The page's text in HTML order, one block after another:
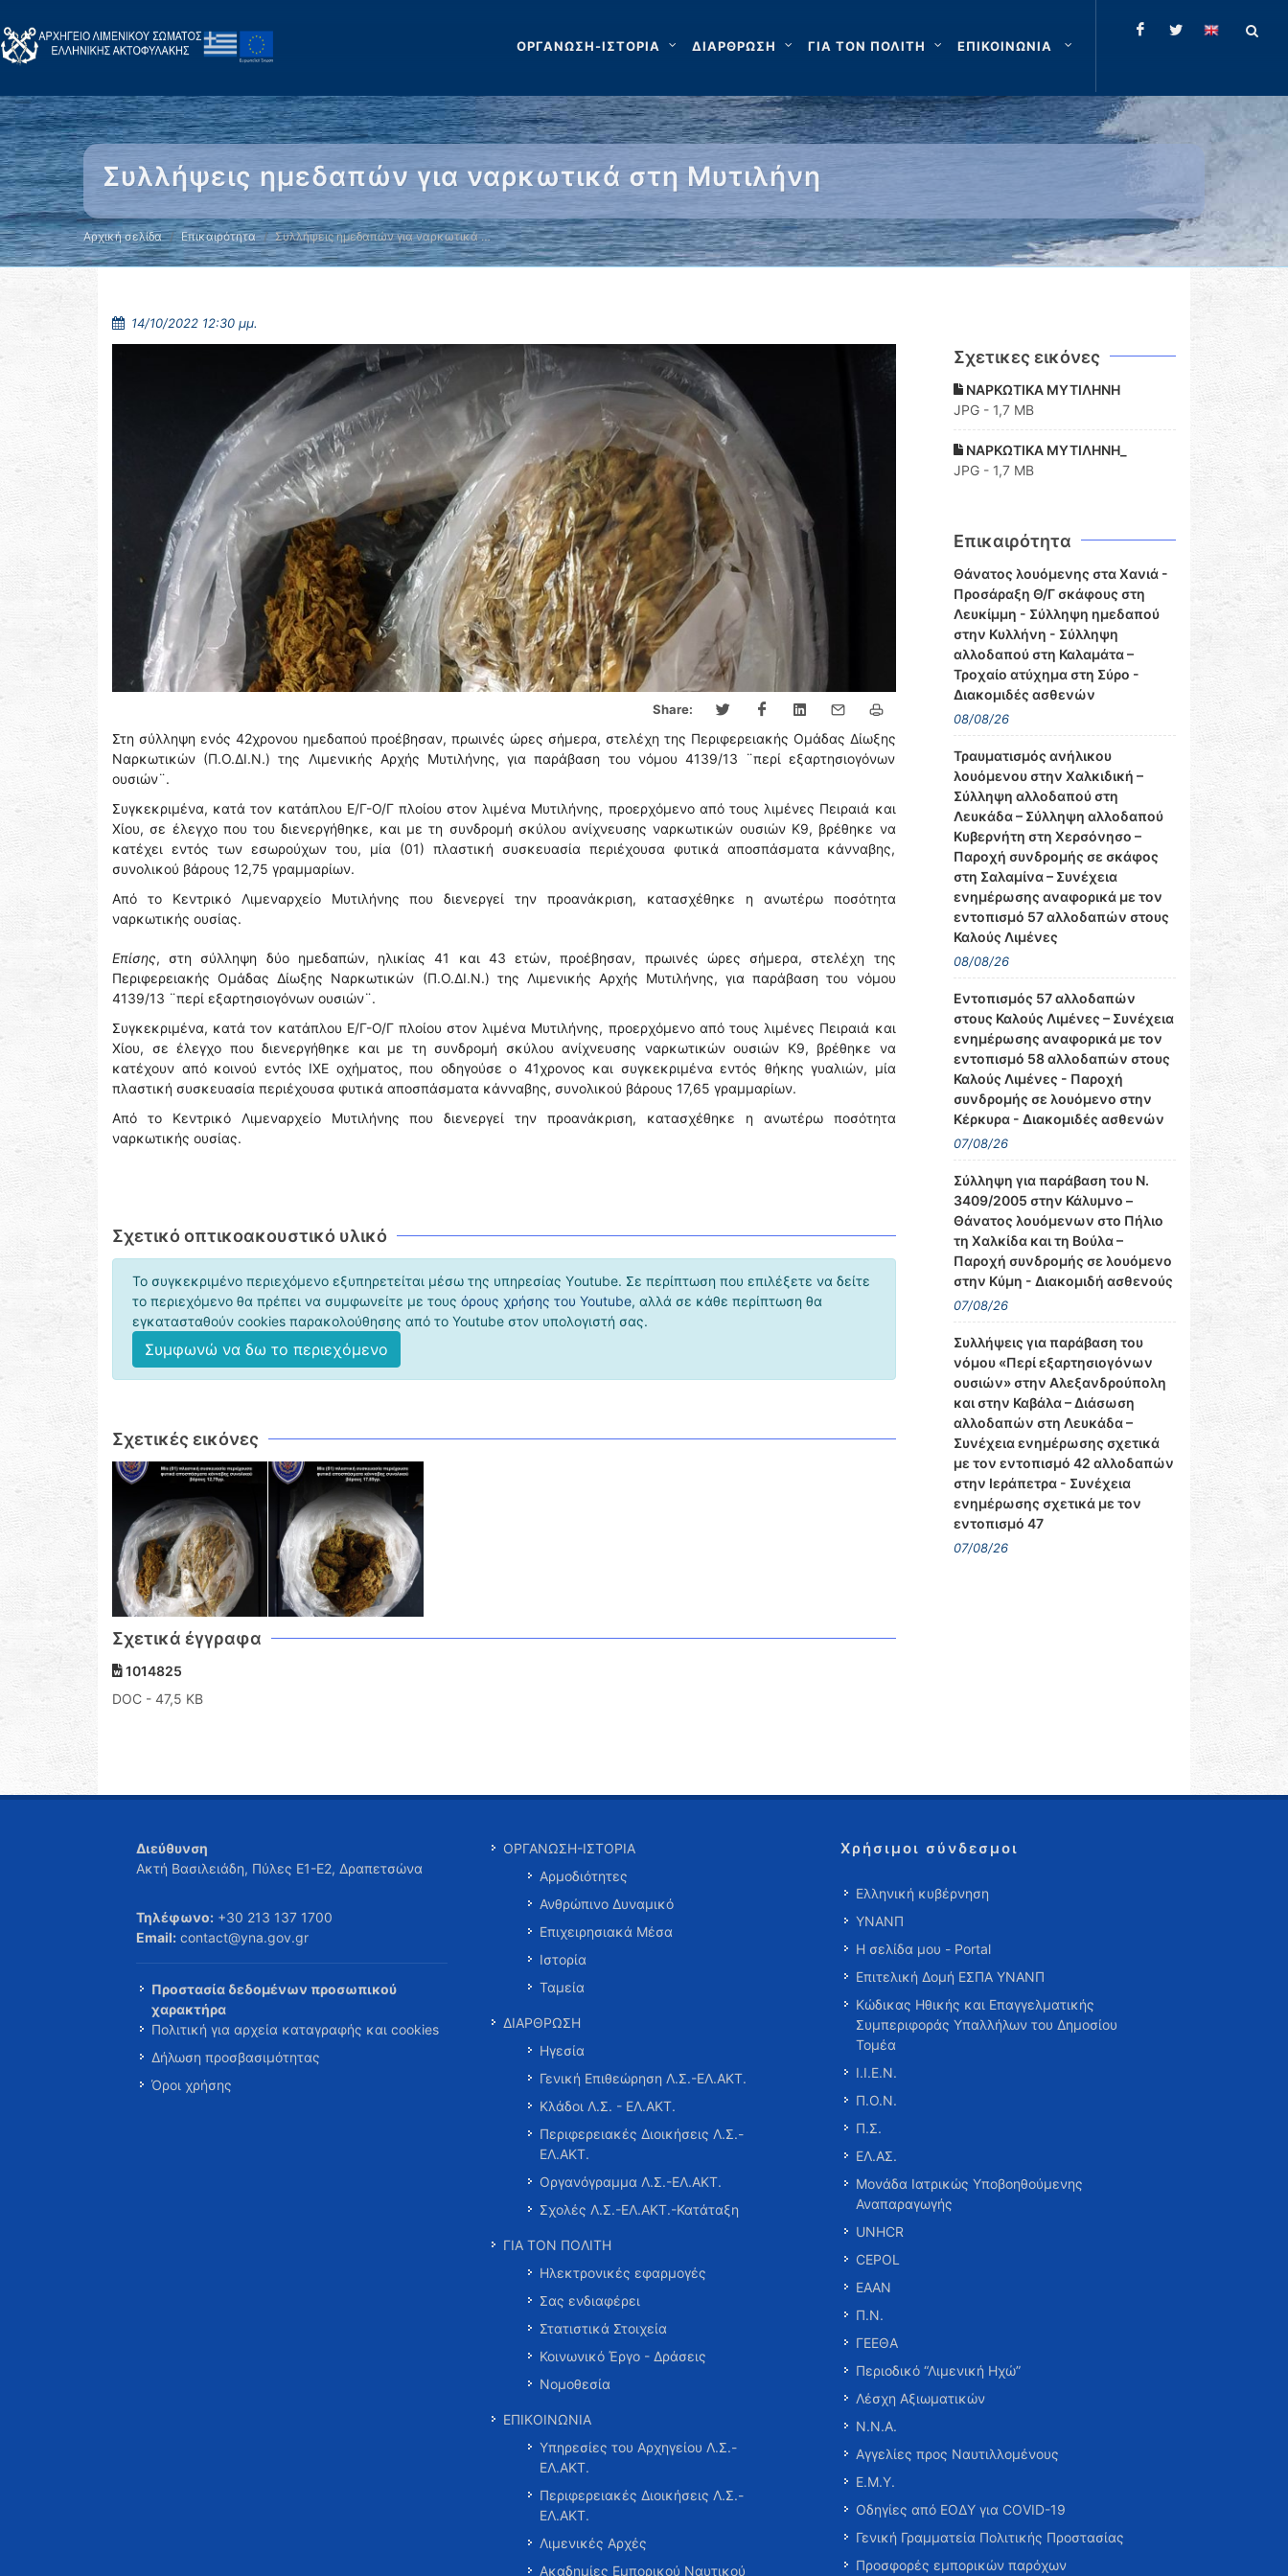
ΟΡΓΑΝΩΣΗ-ΙΣΤΟΡΙΑ ΔΙΑΡΘΡΩΣΗ ΓΙΑ ΤΟΝ ΠΟΛΙΤΗ ΕΠΙΚΟΙΝΩΝΙΑ
Συλλήψεις ημεδαπών για ναρκωτικά στη Μυτιλήνη
Αρχική σελίδα Επικαιρότητα Συλλήψεις ημεδαπών για ναρκωτικά …
14/10/2022 12:30 μμ.
Share:
Στη σύλληψη ενός 42χρονου ημεδαπού προέβησαν, πρωινές ώρες σήμερα, στελέχη της Περιφερειακής Ομάδας Δίωξης
Ναρκωτικών (Π.Ο.ΔΙ.Ν.) της Λιμενικής Αρχής Μυτιλήνης, για παράβαση του νόμου 4139/13 ¨περί εξαρτησιογόνων
ουσιών¨.
Συγκεκριμένα, κατά τον κατάπλου Ε/Γ-Ο/Γ πλοίου στον λιμένα Μυτιλήνης, προερχόμενο από τους λιμένες Πειραιά και
Χίου, σε έλεγχο που του διενεργήθηκε, και με τη συνδρομή σκύλου ανίχνευσης ναρκωτικών ουσιών Κ9, βρέθηκε να
κατέχει εντός των εσωρούχων του, μία (01) πλαστική συσκευασία περιέχουσα φυτικά αποσπάσματα κάνναβης,
συνολικού βάρους 12,75 γραμμαρίων.
Από το Κεντρικό Λιμεναρχείο Μυτιλήνης που διενεργεί την προανάκριση, κατασχέθηκε η ανωτέρω ποσότητα
ναρκωτικής ουσίας.
Επίσης, στη σύλληψη δύο ημεδαπών, ηλικίας 41 και 43 ετών, προέβησαν, πρωινές ώρες σήμερα, στελέχη της
Περιφερειακής Ομάδας Δίωξης Ναρκωτικών (Π.Ο.ΔΙ.Ν.) της Λιμενικής Αρχής Μυτιλήνης, για παράβαση του νόμου
4139/13 ¨περί εξαρτησιογόνων ουσιών¨.
Συγκεκριμένα, κατά τον κατάπλου Ε/Γ-Ο/Γ πλοίου στον λιμένα Μυτιλήνης, προερχόμενο από τους λιμένες Πειραιά και
Χίου, σε έλεγχο που διενεργήθηκε και με τη συνδρομή σκύλου ανίχνευσης ναρκωτικών ουσιών Κ9, βρέθηκε να
κατέχουν από κοινού εντός ΙΧΕ οχήματος, που οδηγούσε ο 41χρονος και συγκεκριμένα εντός θήκης γυαλιών, μία
πλαστική συσκευασία περιέχουσα φυτικά αποσπάσματα κάνναβης, συνολικού βάρους 17,65 γραμμαρίων.
Από το Κεντρικό Λιμεναρχείο Μυτιλήνης που διενεργεί την προανάκριση, κατασχέθηκε η ανωτέρω ποσότητα
ναρκωτικής ουσίας.
Σχετικό οπτικοακουστικό υλικό
Το συγκεκριμένο περιεχόμενο εξυπηρετείται μέσω της υπηρεσίας Υoutube. Σε περίπτωση που επιλέξετε να δείτε
το περιεχόμενο θα πρέπει να συμφωνείτε με τους όρους χρήσης του Youtube, αλλά σε κάθε περίπτωση θα
εγκατασταθούν cookies παρακολούθησης από το Youtube στον υπολογιστή σας.
Συμφωνώ να δω το περιεχόμενο
Σχετικές εικόνες
Σχετικά έγγραφα
1014825
DOC - 47,5 KB
Σχετικες εικόνες
ΝΑΡΚΩΤΙΚΑ ΜΥΤΙΛΗΝΗ
JPG - 1,7 MB
ΝΑΡΚΩΤΙΚΑ ΜΥΤΙΛΗΝΗ_
JPG - 1,7 MB
Επικαιρότητα
Θάνατος λουόμενης στα Χανιά -
Προσάραξη Θ/Γ σκάφους στη
Λευκίμμη - Σύλληψη ημεδαπού
στην Κυλλήνη - Σύλληψη
αλλοδαπού στη Καλαμάτα –
Τροχαίο ατύχημα στη Σύρο -
Διακομιδές ασθενών
08/08/26
Τραυματισμός ανήλικου
λουόμενου στην Χαλκιδική –
Σύλληψη αλλοδαπού στη
Λευκάδα – Σύλληψη αλλοδαπού
Κυβερνήτη στη Χερσόνησο –
Παροχή συνδρομής σε σκάφος
στη Σαλαμίνα – Συνέχεια
ενημέρωσης αναφορικά με τον
εντοπισμό 57 αλλοδαπών στους
Καλούς Λιμένες
08/08/26
Εντοπισμός 57 αλλοδαπών
στους Καλούς Λιμένες – Συνέχεια
ενημέρωσης αναφορικά με τον
εντοπισμό 58 αλλοδαπών στους
Καλούς Λιμένες - Παροχή
συνδρομής σε λουόμενο στην
Κέρκυρα - Διακομιδές ασθενών
07/08/26
Σύλληψη για παράβαση του Ν.
3409/2005 στην Κάλυμνο –
Θάνατος λουόμενων στο Πήλιο
τη Χαλκίδα και τη Βούλα –
Παροχή συνδρομής σε λουόμενο
στην Κύμη - Διακομιδή ασθενούς
07/08/26
Συλλήψεις για παράβαση του
νόμου «Περί εξαρτησιογόνων
ουσιών» στην Αλεξανδρούπολη
και στην Καβάλα – Διάσωση
αλλοδαπών στη Λευκάδα –
Συνέχεια ενημέρωσης σχετικά
με τον εντοπισμό 42 αλλοδαπών
στην Ιεράπετρα - Συνέχεια
ενημέρωσης σχετικά με τον
εντοπισμό 47
07/08/26
Διεύθυνση
Ακτή Βασιλειάδη, Πύλες Ε1-Ε2, Δραπετσώνα
Τηλέφωνο: +30 213 137 1700
Email: contact@yna.gov.gr
Προστασία δεδομένων προσωπικού
χαρακτήρα
Πολιτική για αρχεία καταγραφής και cookies
Δήλωση προσβασιμότητας
Όροι χρήσης
ΟΡΓΑΝΩΣΗ-ΙΣΤΟΡΙΑ
Αρμοδιότητες
Ανθρώπινο Δυναμικό
Επιχειρησιακά Μέσα
Ιστορία
Ταμεία
ΔΙΑΡΘΡΩΣΗ
Ηγεσία
Γενική Επιθεώρηση Λ.Σ.-ΕΛ.ΑΚΤ.
Κλάδοι Λ.Σ. - ΕΛ.ΑΚΤ.
Περιφερειακές Διοικήσεις Λ.Σ.-
ΕΛ.ΑΚΤ.
Οργανόγραμμα Λ.Σ.-ΕΛ.ΑΚΤ.
Σχολές Λ.Σ.-ΕΛ.ΑΚΤ.-Κατάταξη
ΓΙΑ ΤΟΝ ΠΟΛΙΤΗ
Ηλεκτρονικές εφαρμογές
Σας ενδιαφέρει
Στατιστικά Στοιχεία
Κοινωνικό Έργο - Δράσεις
Νομοθεσία
ΕΠΙΚΟΙΝΩΝΙΑ
Υπηρεσίες του Αρχηγείου Λ.Σ.-
ΕΛ.ΑΚΤ.
Περιφερειακές Διοικήσεις Λ.Σ.-
ΕΛ.ΑΚΤ.
Λιμενικές Αρχές
Ακαδημίες Εμπορικού Ναυτικού
Χρήσιμοι σύνδεσμοι
Ελληνική κυβέρνηση
ΥΝΑΝΠ
Η σελίδα μου - Portal
Επιτελική Δομή ΕΣΠΑ ΥΝΑΝΠ
Κώδικας Ηθικής και Επαγγελματικής
Συμπεριφοράς Υπαλλήλων του Δημοσίου
Τομέα
Ι.Ι.Ε.Ν.
Π.Ο.Ν.
Π.Σ.
ΕΛ.ΑΣ.
Μονάδα Ιατρικώς Υποβοηθούμενης
Αναπαραγωγής
UNHCR
CEPOL
ΕΑΑΝ
Π.Ν.
ΓΕΕΘΑ
Περιοδικό “Λιμενική Ηχώ”
Λέσχη Αξιωματικών
Ν.Ν.Α.
Αγγελίες προς Ναυτιλλομένους
Ε.Μ.Υ.
Οδηγίες από ΕΟΔΥ για COVID-19
Γενική Γραμματεία Πολιτικής Προστασίας
Προσφορές εμπορικών παρόχων